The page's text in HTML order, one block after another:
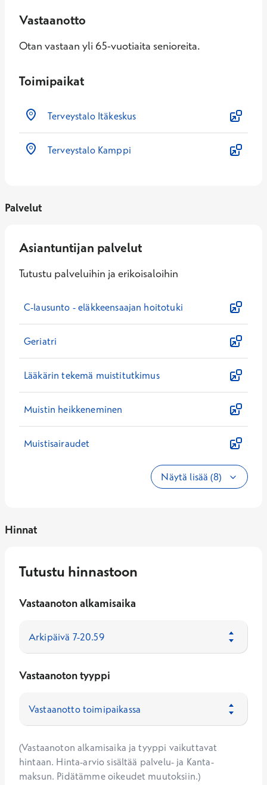
Vastaanotto
Otan vastaan yli 65-vuotiaita senioreita.
Toimipaikat
Terveystalo Itäkeskus
Terveystalo Kamppi
Palvelut
Asiantuntijan palvelut
Tutustu palveluihin ja erikoisaloihin
C-lausunto - eläkkeensaajan hoitotuki
Geriatri
Lääkärin tekemä muistitutkimus
Muistin heikkeneminen
Muistisairaudet
Näytä lisää (8)
Hinnat
Tutustu hinnastoon
Vastaanoton alkamisaika
Vastaanoton tyyppi
(Vastaanoton alkamisaika ja tyyppi vaikuttavat
hintaan. Hinta-arvio sisältää palvelu- ja Kanta-
maksun. Pidätämme oikeudet muutoksiin.)